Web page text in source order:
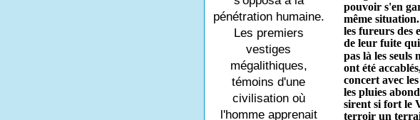
pénétration humaine.
Les premiers
vestiges
mégalithiques,
témoins d'une
civilisation où
l'homme apprenait
pouvoir s'en
même
les fureurs des
de leur fuite
pas là les seuls
ont été
concert avec
les pluies
sirent si fort le
terroir un